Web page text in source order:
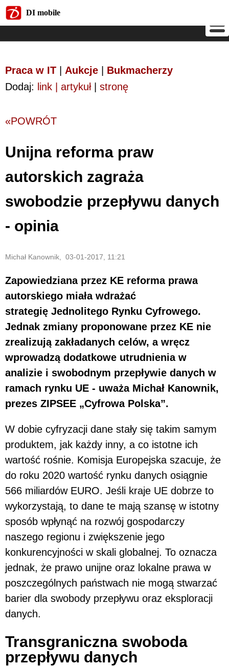
DI mobile
Praca w IT Aukcje
Bukmacherzy
Dodaj: link | artykuł| stronę
«POWRÓT
Unijna reforma praw
autorskich zagraża
swobodzie przepływu danych
- opinia
Michał Kanownik, 03-01-2017, 11:21
Zapowiedziana przez KE reforma prawa
autorskiego miała wdrażać
strategię Jednolitego Rynku Cyfrowego.
Jednak zmiany proponowane przez KE nie
zrealizują zakładanych celów, a wręcz
wprowadzą dodatkowe utrudnienia w
analizie i swobodnym przepływie danych w
ramach rynku UE - uważa Michał Kanownik,
prezes ZIPSEE „Cyfrowa Polska”.
W dobie cyfryzacji dane stały się takim samym
produktem, jak każdy inny, a co istotne ich
wartość rośnie. Komisja Europejska szacuje, że
do roku 2020 wartość rynku danych osiągnie
566 miliardów EURO. Jeśli kraje UE dobrze to
wykorzystają, to dane te mają szansę w istotny
sposób wpłynąć na rozwój gospodarczy
naszego regionu i zwiększenie jego
konkurencyjności w skali globalnej. To oznacza
jednak, że prawo unijne oraz lokalne prawa w
poszczególnych państwach nie mogą stwarzać
barier dla swobody przepływu oraz eksploracji
danych.
Transgraniczna swoboda
przepływu danych
DI mobile